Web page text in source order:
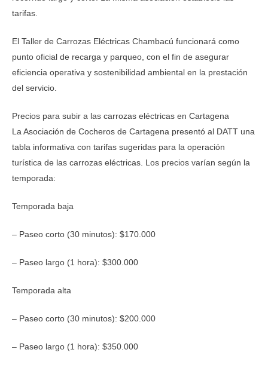
tarifas.
El Taller de Carrozas Eléctricas Chambacú funcionará como
punto oficial de recarga y parqueo, con el fin de asegurar
eficiencia operativa y sostenibilidad ambiental en la prestación
del servicio.
Precios para subir a las carrozas eléctricas en Cartagena
La Asociación de Cocheros de Cartagena presentó al DATT una
tabla informativa con tarifas sugeridas para la operación
turística de las carrozas eléctricas. Los precios varían según la
temporada:
Temporada baja
– Paseo corto (30 minutos): $170.000
– Paseo largo (1 hora): $300.000
Temporada alta
– Paseo corto (30 minutos): $200.000
– Paseo largo (1 hora): $350.000